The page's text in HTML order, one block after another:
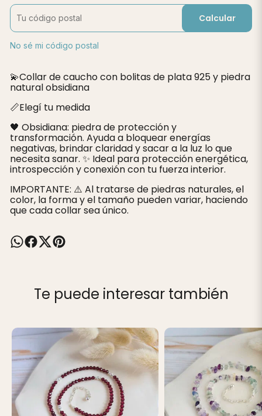
Calcular
No sé mi código postal
💫Collar de caucho con bolitas de plata 925 y piedra
natural obsidiana
📏Elegí tu medida
🖤 Obsidiana: piedra de protección y
transformación. Ayuda a bloquear energías
negativas, brindar claridad y sacar a la luz lo que
necesita sanar. ✨ Ideal para protección energética,
introspección y conexión con tu fuerza interior.
IMPORTANTE: ⚠️ Al tratarse de piedras naturales, el
color, la forma y el tamaño pueden variar, haciendo
que cada collar sea único.
Te puede interesar también